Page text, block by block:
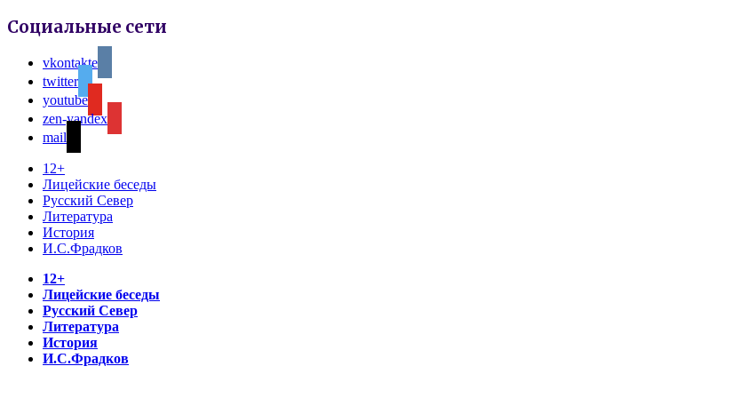
Социальные сети
vkontakte
twitter
youtube
zen-yandex
mail
12+
Лицейские беседы
Русский Север
Литература
История
И.С.Фрадков
12+
Лицейские беседы
Русский Север
Литература
История
И.С.Фрадков